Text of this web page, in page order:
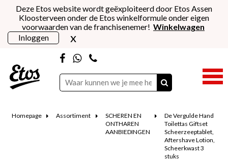
Deze Etos website wordt geëxploiteerd door Etos Assen
Kloosterveen onder de Etos winkelformule onder eigen
voorwaarden van de franchisenemer! Winkelwagen
Inloggen
x
Homepage Assortiment
SCHEREN EN
ONTHAREN
AANBIEDINGEN
De Vergulde Hand
Toilettas Giftset
Scheerzeeptablet,
Aftershave Lotion,
Scheerkwast 3
stuks